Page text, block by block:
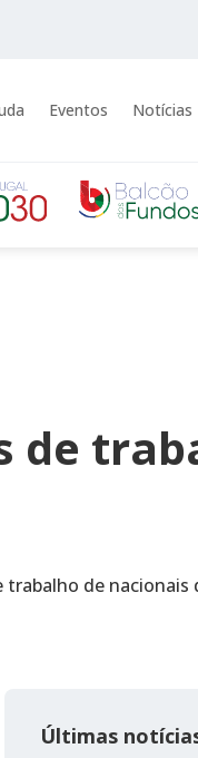
Eventos Notícias
de
de nacionais
Últimas